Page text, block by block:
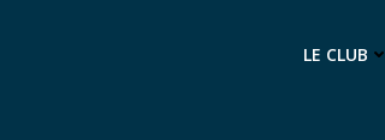
LE CLUB